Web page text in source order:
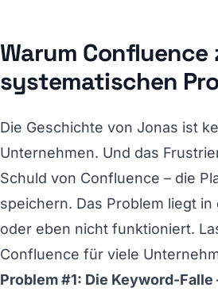
Warum
systematischen
Die Geschichte von Jonas ist
Unternehmen. Und das
Schuld von Confluence – die
speichern. Das Problem liegt
oder eben nicht funktioniert.
Confluence für viele
Problem #1: Die Keyword-